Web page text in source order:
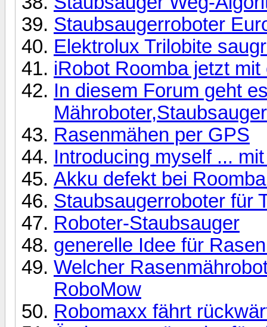
Staubsaugerroboter
Elektrolux Trilobite
iRobot Roomba jetzt
In diesem Forum geht
Rasenmähen per GPS
Introducing myself ...
Akku defekt bei
Staubsaugerroboter für
Roboter-Staubsauger
generelle Idee für
Welcher
RoboMow
Robomaxx fährt